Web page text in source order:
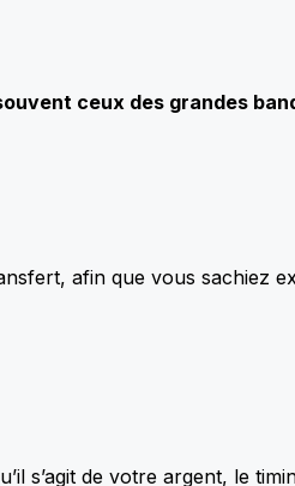
ceux des grandes
afin que vous sachiez
s’agit de votre argent, le